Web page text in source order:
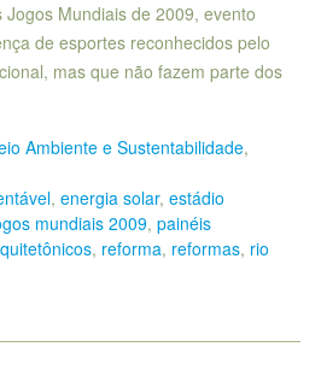
Mundiais de 2009, evento
de esportes reconhecidos pelo
mas que não fazem parte dos
Ambiente e Sustentabilidade,
, energia solar, estádio
mundiais 2009, painéis
, reforma, reformas, rio